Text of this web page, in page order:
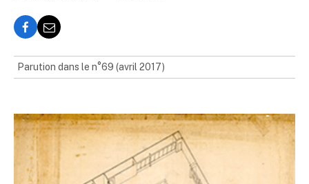
Parution dans le n°69 (avril 2017)